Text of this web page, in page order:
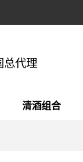
总代理
清酒组合